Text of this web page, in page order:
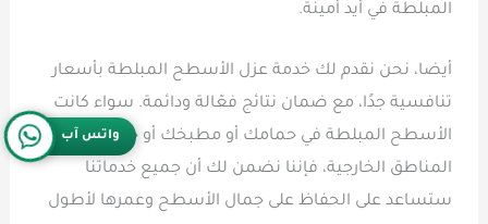
المبلطة في أيد أمينة.
أيضا، نحن نقدم لك خدمة عزل الأسطح المبلطة بأسعار
تنافسية جدًا، مع ضمان نتائج فعّالة ودائمة. سواء كانت
الأسطح المبلطة في حمامك أو مطبخك أو حتى في
المناطق الخارجية، فإننا نضمن لك أن جميع خدماتنا
ستساعد على الحفاظ على جمال الأسطح وعمرها لأطول
واتس آب